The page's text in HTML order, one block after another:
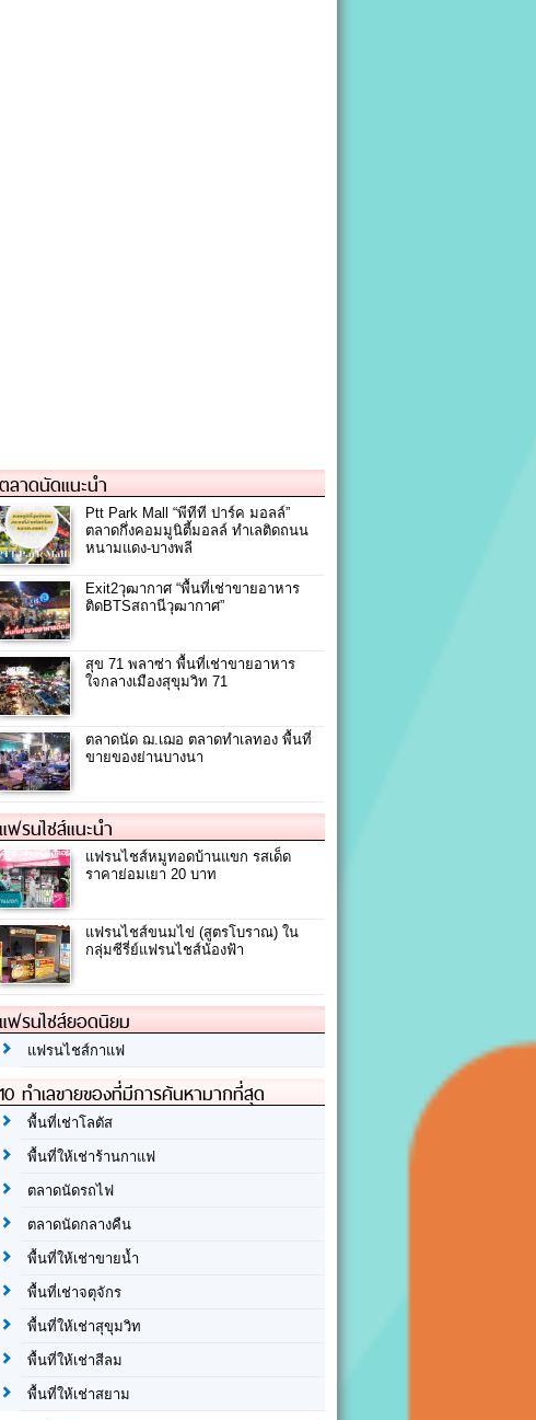
ตลาดนัดแนะนำ
Ptt Park Mall “พีทีที ปาร์ค มอลล์”
ตลาดกึ่งคอมมูนิตี้มอลล์ ทำเลติดถนน
หนามแดง-บางพลี
Exit2วุฒากาศ “พื้นที่เช่าขายอาหาร
ติดBTSสถานีวุฒากาศ”
สุข 71 พลาซ่า พื้นที่เช่าขายอาหาร
ใจกลางเมืองสุขุมวิท 71
ตลาดนัด ฌ.เฌอ ตลาดทำเลทอง พื้นที่
ขายของย่านบางนา
แฟรนไชส์แนะนำ
แฟรนไชส์หมูทอดบ้านแขก รสเด็ด
ราคาย่อมเยา 20 บาท
แฟรนไชส์ขนมไข่ (สูตรโบราณ) ใน
กลุ่มซีรี่ย์แฟรนไชส์น้องฟ้า
แฟรนไชส์ยอดนิยม
แฟรนไชส์กาแฟ
10 ทำเลขายของที่มีการค้นหามากที่สุด
พื้นที่เช่าโลตัส
พื้นที่ให้เช่าร้านกาแฟ
ตลาดนัดรถไฟ
ตลาดนัดกลางคืน
พื้นที่ให้เช่าขายน้ำ
พื้นที่เช่าจตุจักร
พื้นที่ให้เช่าสุขุมวิท
พื้นที่ให้เช่าสีลม
พื้นที่ให้เช่าสยาม